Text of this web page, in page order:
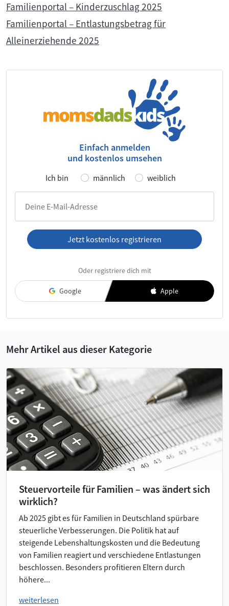
Familienportal – Kinderzuschlag 2025
Familienportal – Entlastungsbetrag für
Alleinerziehende 2025
Einfach anmelden
und kostenlos umsehen
Ich bin männlich weiblich
Deine E-Mail-Adresse
Jetzt kostenlos registrieren
Oder registriere dich mit
Google Apple
Mehr Artikel aus dieser Kategorie
Steuervorteile für Familien – was ändert sich
wirklich?
Ab 2025 gibt es für Familien in Deutschland spürbare
steuerliche Verbesserungen. Die Politik hat auf
steigende Lebenshaltungskosten und die Bedeutung
von Familien reagiert und verschiedene Entlastungen
beschlossen. Besonders profitieren Eltern durch
höhere...
weiterlesen